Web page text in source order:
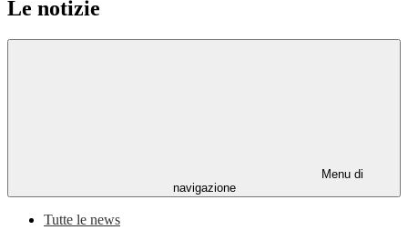
Le notizie
Menu di
navigazione
Tutte le news